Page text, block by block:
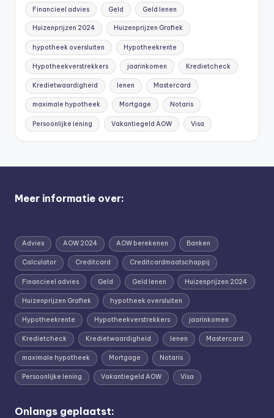
Financieel advies Geld Geld lenen
Huizenprijzen 2024 Huizenprijzen Grafiek
hypotheek oversluiten Hypotheekrente
Hypotheekverstrekkers jaarinkomen Kredietcheck
Kredietwaardigheid lenen Mastercard
maximale hypotheek Mortgage Notaris
Persoonlijke lening Vakantiegeld AOW Visa
Meer informatie over:
Advies AOW 2024 AOW berekenen Banken
Calculator Creditcard Creditcardmaatschappij
Financieel advies Geld Geld lenen Huizenprijzen 2024
Huizenprijzen Grafiek hypotheek oversluiten
Hypotheekrente Hypotheekverstrekkers jaarinkomen
Kredietcheck Kredietwaardigheid lenen Mastercard
maximale hypotheek Mortgage Notaris
Persoonlijke lening Vakantiegeld AOW Visa
Onlangs geplaatst: